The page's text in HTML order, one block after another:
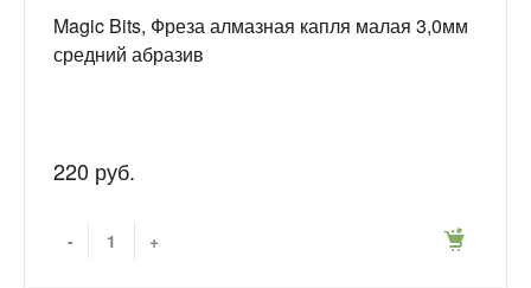
Magic Bits, Фреза алмазная капля малая 3,0мм
средний абразив
220 руб.
- +